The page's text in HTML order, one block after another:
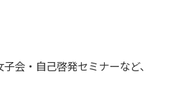
会・自己啓発セミナーなど、